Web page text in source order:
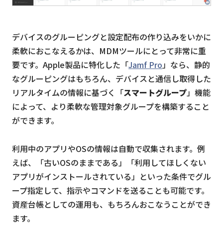
デバイスのグルーピングと設定配布の作り込みをいかに
柔軟におこなえるかは、MDMツールにとって非常に重
要です。Apple製品に特化した「Jamf Pro」なら、静的
なグルーピングはもちろん、デバイスと通信し取得した
リアルタイムの情報に基づく「スマートグループ」機能
によって、より柔軟な管理対象グループを構築すること
ができます。
利用中のアプリやOSの情報は自動で収集されます。例
えば、「古いOSのままである」「利用してほしくない
アプリがインストールされている」といった条件でグル
ープ指定して、指示やコマンドを送ることも可能です。
資産台帳としての運用も、もちろんおこなうことができ
ます。